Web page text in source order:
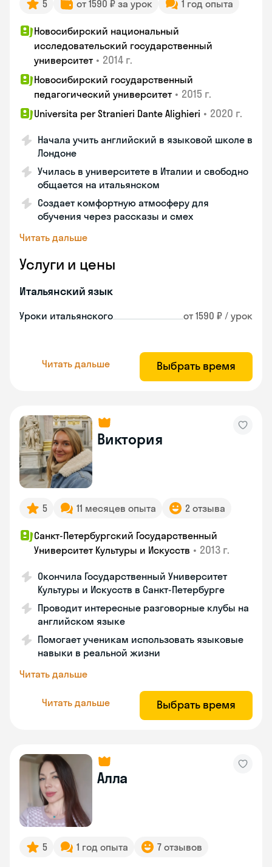
5 от 1590 ₽ за урок 1 год опыта
Новосибирский национальный
исследовательский государственный
университет • 2014 г.
Новосибирский государственный
педагогический университет • 2015 г.
Universita per Stranieri Dante Alighieri • 2020 г.
Начала учить английский в языковой школе в
Лондоне
Училась в университете в Италии и свободно
общается на итальянском
Создает комфортную атмосферу для
обучения через рассказы и смех
Читать дальше
Услуги и цены
Итальянский язык
Уроки итальянского от 1590 ₽ / урок
Читать дальше Выбрать время
Виктория
5 11 месяцев опыта 2 отзыва
Санкт-Петербургский Государственный
Университет Культуры и Искусств • 2013 г.
Окончила Государственный Университет
Культуры и Искусств в Санкт-Петербурге
Проводит интересные разговорные клубы на
английском языке
Помогает ученикам использовать языковые
навыки в реальной жизни
Читать дальше
Читать дальше Выбрать время
Алла
5 1 год опыта 7 отзывов